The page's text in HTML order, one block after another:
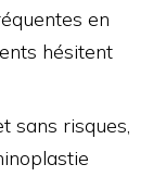
en
hésitent
sans risques,